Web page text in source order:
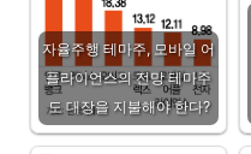
자율주행 테마주, 모바일 어
플라이언스의 전망 테마주
도 대장을 지불해야 한다?